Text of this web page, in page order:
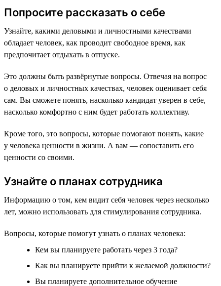
Попросите рассказать о себе
Узнайте, какими деловыми и личностными качествами
обладает человек, как проводит свободное время, как
предпочитает отдыхать в отпуске.
Это должны быть развёрнутые вопросы. Отвечая на вопрос
о деловых и личностных качествах, человек оценивает себя
сам. Вы сможете понять, насколько кандидат уверен в себе,
насколько комфортно с ним будет работать коллективу.
Кроме того, это вопросы, которые помогают понять, какие
у человека ценности в жизни. А вам — сопоставить его
ценности со своими.
Узнайте о планах сотрудника
Информацию о том, кем видит себя человек через несколько
лет, можно использовать для стимулирования сотрудника.
Вопросы, которые помогут узнать о планах человека:
Кем вы планируете работать через 3 года?
Как вы планируете прийти к желаемой должности?
Вы планируете дополнительное обучение